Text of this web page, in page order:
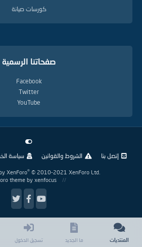
كورسات صيانة
صفحاتنا الرسمية
Facebook
Twitter
YouTube
إتصل بنا الشروط والقوانين سياسة
XenForo® © 2010-2021 XenForo Ltd.
theme by xenfocus
المنتديات ما الجديد تسجيل الدخول